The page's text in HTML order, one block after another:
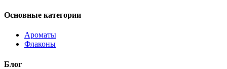
Основные категории
Ароматы
Флаконы
Блог